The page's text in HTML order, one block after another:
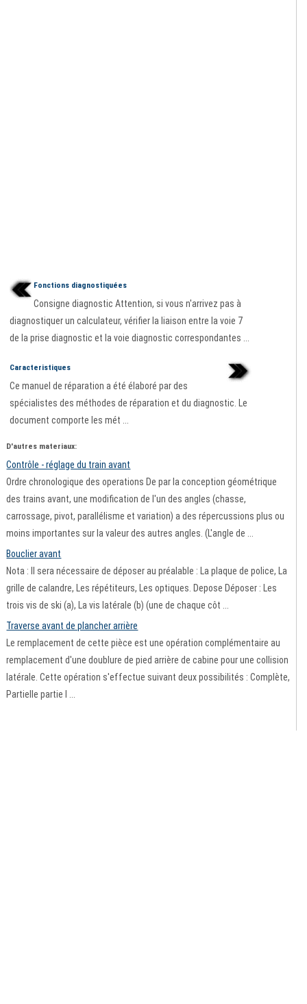
Fonctions diagnostiquées
Consigne diagnostic Attention, si vous n'arrivez pas à
diagnostiquer un calculateur, vérifier la liaison entre la voie 7
de la prise diagnostic et la voie diagnostic correspondantes ...
Caracteristiques
Ce manuel de réparation a été élaboré par des
spécialistes des méthodes de réparation et du diagnostic. Le
document comporte les mét ...
D'autres materiaux:
Contrôle - réglage du train avant
Ordre chronologique des operations De par la conception géométrique
des trains avant, une modification de l'un des angles (chasse,
carrossage, pivot, parallélisme et variation) a des répercussions plus ou
moins importantes sur la valeur des autres angles. (L'angle de ...
Bouclier avant
Nota : Il sera nécessaire de déposer au préalable : La plaque de police, La
grille de calandre, Les répétiteurs, Les optiques. Depose Déposer : Les
trois vis de ski (a), La vis latérale (b) (une de chaque côt ...
Traverse avant de plancher arrière
Le remplacement de cette pièce est une opération complémentaire au
remplacement d'une doublure de pied arrière de cabine pour une collision
latérale. Cette opération s'effectue suivant deux possibilités : Complète,
Partielle partie l ...